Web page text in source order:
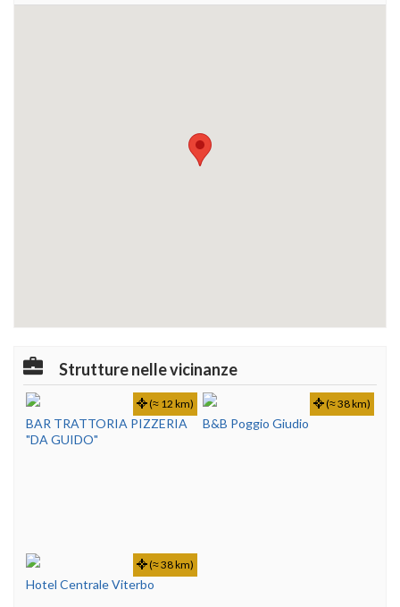
Strutture nelle vicinanze
BAR TRATTORIA PIZZERIA
"DA GUIDO"
(≈ 12 km)
B&B Poggio Giudio
(≈ 38 km)
Hotel Centrale Viterbo
(≈ 38 km)